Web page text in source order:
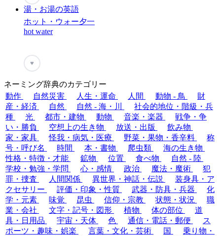
湯・お湯の英語
ホット・ウォー夕一
hot water
♥
ネーミング辞典のカテゴリー
動作
自然災害 人生・運命 人間 動物 - 鳥
財
産・経済
自然 自然 - 海・川
社会的地位・階級・兵
種
光 都市・建物 動物 音楽・楽器
戦争・争
い・勝負
空想上の生き物 放送・出版
飲み物
家・家具
怪我・病気・医療 野菜・果物・香辛料
称
号・呼び名
時間 本・書物 爬虫類
海の生き物
性格・特徴・才能
鉱物 位置 食べ物
自然 - 陸
学校・勉強・学問
心・感情 政治 魔法・魔術
犯
罪・捜査
人間関係 異世界・神話・伝説
装身具・ア
クセサリー
評価・印象・性質 武器・防具・兵器
化
学・元素
味覚 昆虫 信仰・宗教 状態・状況
職
業・会社
文字・記号・図形 植物 体の部位
道
具・日用品
宇宙・天体 色 通信・電話・郵便
ス
ポーツ・趣味・娯楽
言葉・文化・芸術 国
乗り物・